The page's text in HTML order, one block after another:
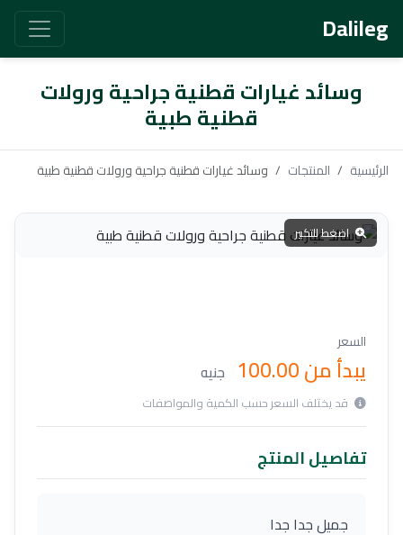
Dalileg
وسائد غيارات قطنية جراحية ورولات
قطنية طبية
الرئيسية المنتجات وسائد غيارات قطنية جراحية ورولات قطنية طبية
اضغط للتكبير
السعر
يبدأ من 100.00 جنيه
قد يختلف السعر حسب الكمية والمواصفات
تفاصيل المنتج
جميل جدا جدا